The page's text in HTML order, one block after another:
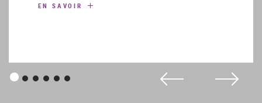
EN SAVOIR
Panneau
Panneau
Panneau
Panneau
Panneau
Panneau